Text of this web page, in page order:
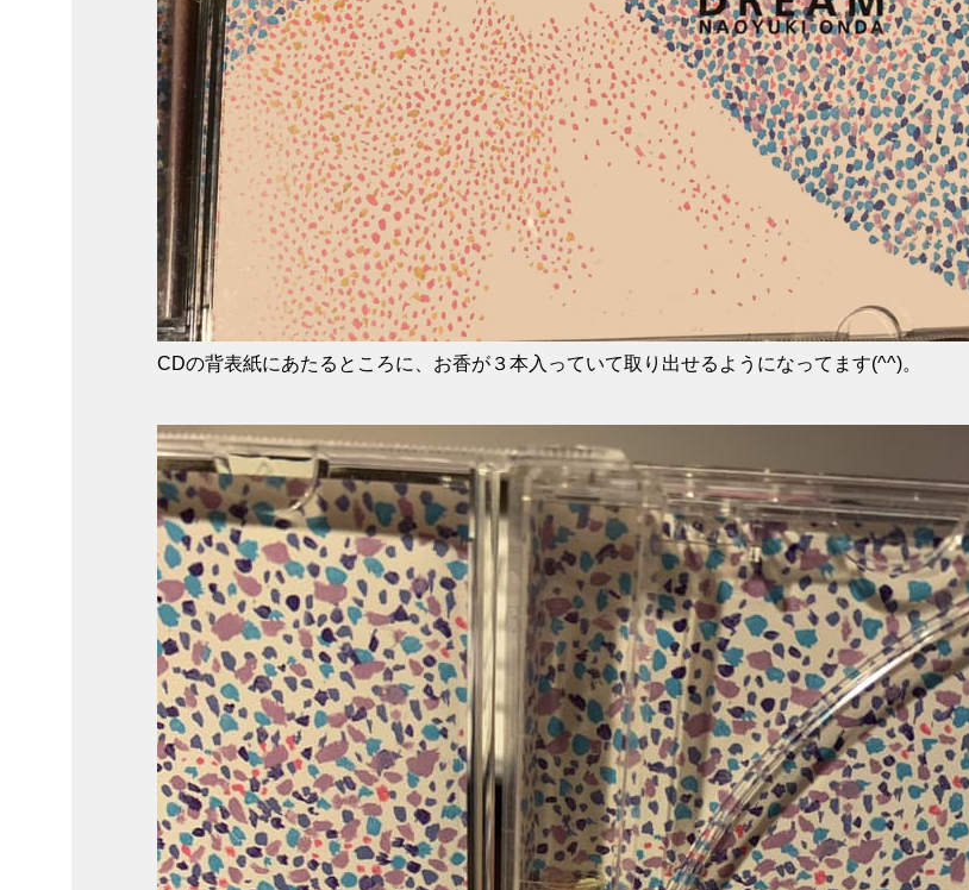
CDの背表紙にあたるところに、お香が３本入っていて取り出せるようになってます(^^)。